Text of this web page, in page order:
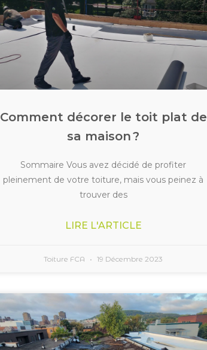
Comment décorer le toit plat de
sa maison ?
Sommaire Vous avez décidé de profiter
pleinement de votre toiture, mais vous peinez à
trouver des
LIRE L'ARTICLE
Toiture FCA 19 Décembre 2023